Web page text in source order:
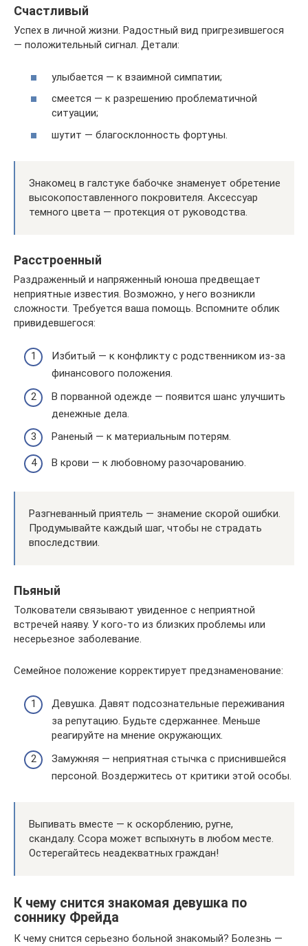
Счастливый
Успех в личной жизни. Радостный вид пригрезившегося
— положительный сигнал. Детали:
улыбается — к взаимной симпатии;
смеется — к разрешению проблематичной
ситуации;
шутит — благосклонность фортуны.
Знакомец в галстуке бабочке знаменует обретение
высокопоставленного покровителя. Аксессуар
темного цвета — протекция от руководства.
Расстроенный
Раздраженный и напряженный юноша предвещает
неприятные известия. Возможно, у него возникли
сложности. Требуется ваша помощь. Вспомните облик
привидевшегося:
Избитый — к конфликту с родственником из-за
финансового положения.
В порванной одежде — появится шанс улучшить
денежные дела.
Раненый — к материальным потерям.
В крови — к любовному разочарованию.
Разгневанный приятель — знамение скорой ошибки.
Продумывайте каждый шаг, чтобы не страдать
впоследствии.
Пьяный
Толкователи связывают увиденное с неприятной
встречей наяву. У кого-то из близких проблемы или
несерьезное заболевание.
Семейное положение корректирует предзнаменование:
Девушка. Давят подсознательные переживания
за репутацию. Будьте сдержаннее. Меньше
реагируйте на мнение окружающих.
Замужняя — неприятная стычка с приснившейся
персоной. Воздержитесь от критики этой особы.
Выпивать вместе — к оскорблению, ругне,
скандалу. Ссора может вспыхнуть в любом месте.
Остерегайтесь неадекватных граждан!
К чему снится знакомая девушка по
соннику Фрейда
К чему снится серьезно больной знакомый? Болезнь —